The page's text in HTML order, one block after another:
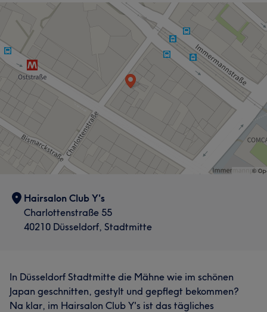
Hairsalon Club Y's
Charlottenstraße 55
40210 Düsseldorf, Stadtmitte
In Düsseldorf Stadtmitte die Mähne wie im schönen
Japan geschnitten, gestylt und gepflegt bekommen?
Na klar, im Hairsalon Club Y's ist das tägliches